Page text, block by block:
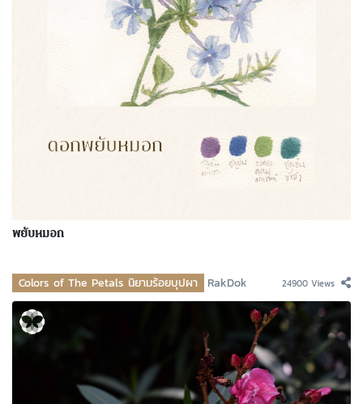
พยับหมอก
Colors of The Petals นิยามร้อยบุปผา RakDok 24900 Views